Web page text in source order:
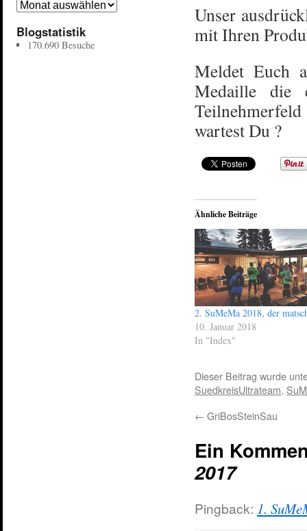
Unser
mit Ihren
Meldet Euch
Medaille die
wartest Du ?
Ähnliche Beiträge
2. SuMeMa 2018, der
10. Januar 2018
In "Index"
Dieser Beitrag wurde
SuedkreisUltrateam,
← GriBosSteinSau
Ein
2017
Pingback: 1.
Blogstatistik
170.690 Besuche